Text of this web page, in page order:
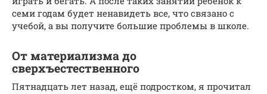
семи годам будет ненавидеть все, что связано с
учебой, а вы получите большие проблемы в школе.
От материализма до
сверхъестественного
Пятнадцать лет назад, ещё подростком, я прочитал